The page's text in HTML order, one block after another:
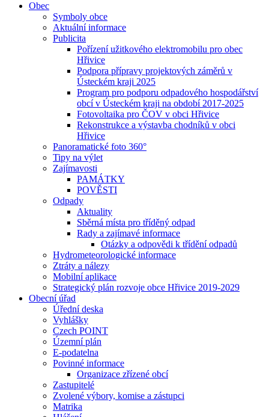
Obec
Symboly obce
Aktuální informace
Publicita
Pořízení užitkového elektromobilu pro obec
Hřivice
Podpora přípravy projektových záměrů v
Ústeckém kraji 2025
Program pro podporu odpadového hospodářství
obcí v Ústeckém kraji na období 2017-2025
Fotovoltaika pro ČOV v obci Hřivice
Rekonstrukce a výstavba chodníků v obci
Hřivice
Panoramatické foto 360°
Tipy na výlet
Zajímavosti
PAMÁTKY
POVĚSTI
Odpady
Aktuality
Sběrná místa pro tříděný odpad
Rady a zajímavé informace
Otázky a odpovědi k třídění odpadů
Hydrometeorologické informace
Ztráty a nálezy
Mobilní aplikace
Strategický plán rozvoje obce Hřivice 2019-2029
Obecní úřad
Úřední deska
Vyhlášky
Czech POINT
Územní plán
E-podatelna
Povinné informace
Organizace zřízené obcí
Zastupitelé
Zvolené výbory, komise a zástupci
Matrika